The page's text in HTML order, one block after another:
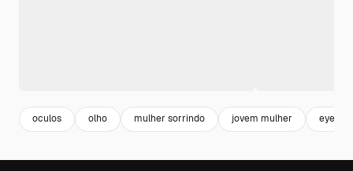
oculos olho mulher sorrindo jovem mulher